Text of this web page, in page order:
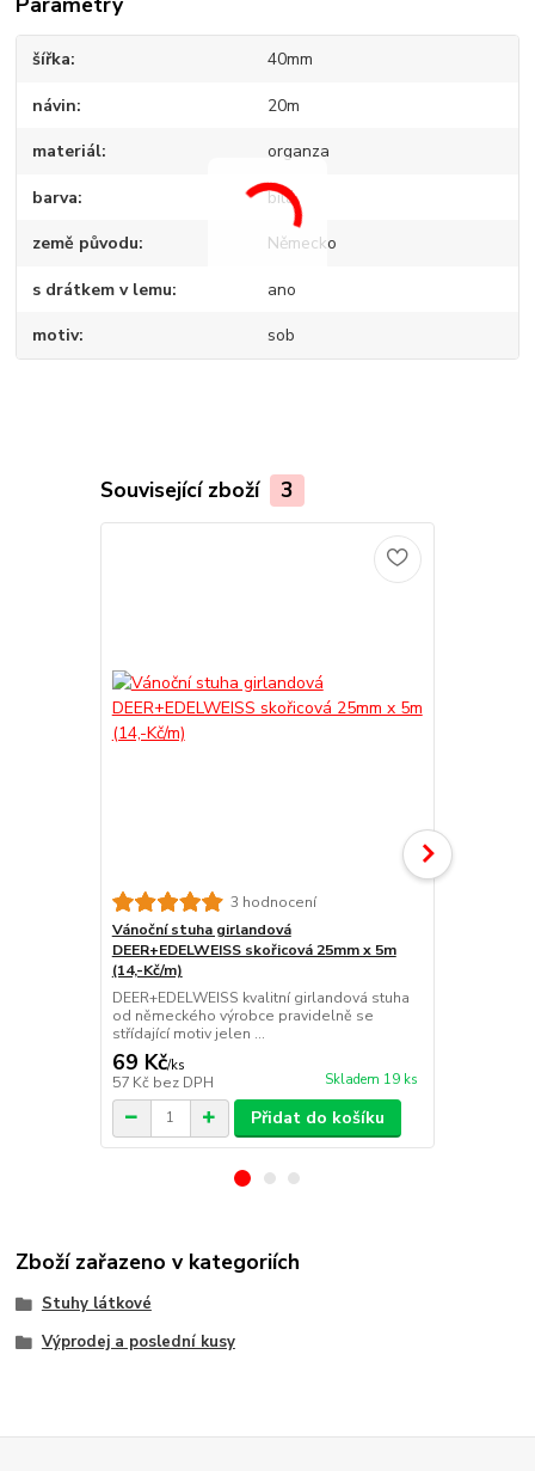
šířka 40mm
návin 20m
materiál organza
barva bílá
země původu Německo
s drátkem v lemu ano
motiv sob
Související zboží 3
3 hodnocení
Vánoční stuha girlandová
DEER+EDELWEISS skořicová 25mm x 5m
(14,-Kč/m)
DEER+EDELWEISS kvalitní girlandová stuha
od německého výrobce pravidelně se
střídající motiv jelen ...
69 Kč/ks
57 Kč bez DPH Skladem 19 ks
Přidat do košíku
Zboží zařazeno v kategoriích
Stuhy látkové
Výprodej a poslední kusy